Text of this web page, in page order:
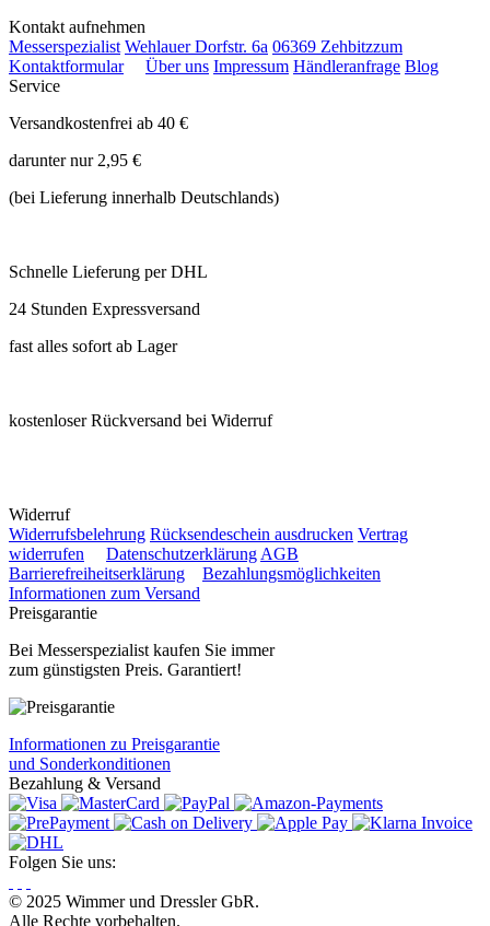
Kontakt aufnehmen
Messerspezialist Wehlauer Dorfstr. 6a 06369 Zehbitzzum
Kontaktformular
Über uns Impressum Händleranfrage Blog
Service
Versandkostenfrei ab 40 €
darunter nur 2,95 €
(bei Lieferung innerhalb Deutschlands)
Schnelle Lieferung per DHL
24 Stunden Expressversand
fast alles sofort ab Lager
kostenloser Rückversand bei Widerruf
Widerruf
Widerrufsbelehrung Rücksendeschein ausdrucken Vertrag
widerrufen
Datenschutzerklärung AGB
Barrierefreiheitserklärung
Bezahlungsmöglichkeiten
Informationen zum Versand
Preisgarantie
Bei Messerspezialist kaufen Sie immer
zum günstigsten Preis. Garantiert!
Informationen zu Preisgarantie
und Sonderkonditionen
Bezahlung & Versand
Folgen Sie uns:
© 2025 Wimmer und Dressler GbR.
Alle Rechte vorbehalten.